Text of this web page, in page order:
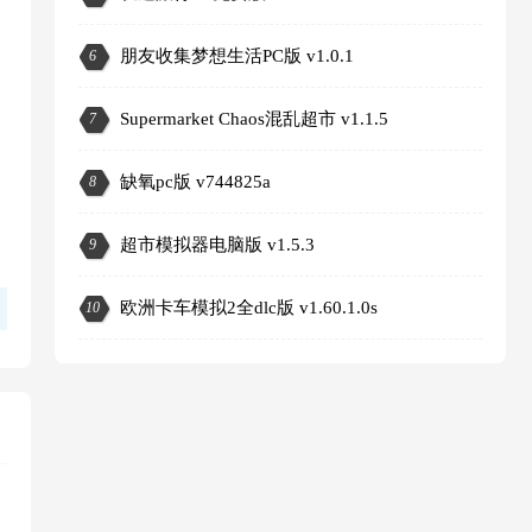
6 朋友收集梦想生活PC版 v1.0.1
7 Supermarket Chaos混乱超市 v1.1.5
8 缺氧pc版 v744825a
9 超市模拟器电脑版 v1.5.3
10 欧洲卡车模拟2全dlc版 v1.60.1.0s